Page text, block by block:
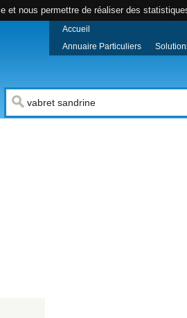
et nous permettre de réaliser des
Accueil
Annuaire Particuliers